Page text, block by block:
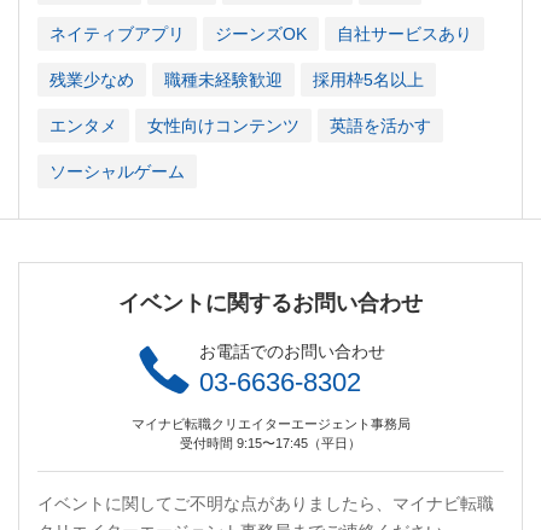
ネイティブアプリ ジーンズOK 自社サービスあり
残業少なめ 職種未経験歓迎 採用枠5名以上
エンタメ 女性向けコンテンツ 英語を活かす
ソーシャルゲーム
イベントに関するお問い合わせ
お電話でのお問い合わせ
03-6636-8302
マイナビ転職クリエイターエージェント事務局
受付時間 9:15〜17:45（平日）
イベントに関してご不明な点がありましたら、マイナビ転職